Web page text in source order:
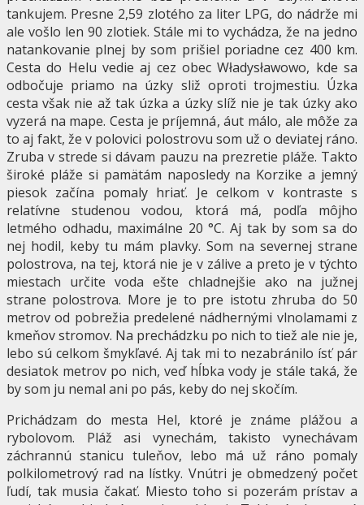
tankujem. Presne 2,59 zlotého za liter LPG, do nádrže mi
ale vošlo len 90 zlotiek. Stále mi to vychádza, že na jedno
natankovanie plnej by som prišiel poriadne cez 400 km.
Cesta do Helu vedie aj cez obec Władysławowo, kde sa
odbočuje priamo na úzky sliž oproti trojmestiu. Úzka
cesta však nie až tak úzka a úzky slíž nie je tak úzky ako
vyzerá na mape. Cesta je príjemná, áut málo, ale môže za
to aj fakt, že v polovici polostrovu som už o deviatej ráno.
Zruba v strede si dávam pauzu na prezretie pláže. Takto
široké pláže si pamätám naposledy na Korzike a jemný
piesok začína pomaly hriať. Je celkom v kontraste s
relatívne studenou vodou, ktorá má, podľa môjho
letmého odhadu, maximálne 20 °C. Aj tak by som sa do
nej hodil, keby tu mám plavky. Som na severnej strane
polostrova, na tej, ktorá nie je v zálive a preto je v týchto
miestach určite voda ešte chladnejšie ako na južnej
strane polostrova. More je to pre istotu zhruba do 50
metrov od pobrežia predelené nádhernými vlnolamami z
kmeňov stromov. Na prechádzku po nich to tiež ale nie je,
lebo sú celkom šmykľavé. Aj tak mi to nezabránilo ísť pár
desiatok metrov po nich, veď hĺbka vody je stále taká, že
by som ju nemal ani po pás, keby do nej skočím.
Prichádzam do mesta Hel, ktoré je známe plážou a
rybolovom. Pláž asi vynechám, takisto vynechávam
záchrannú stanicu tuleňov, lebo má už ráno pomaly
polkilometrový rad na lístky. Vnútri je obmedzený počet
ľudí, tak musia čakať. Miesto toho si pozerám prístav a